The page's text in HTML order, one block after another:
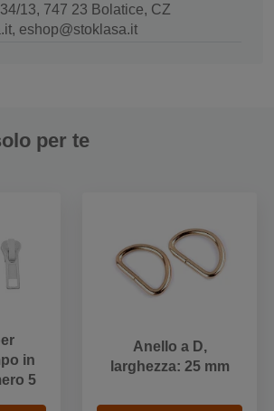
13, 747 23 Bolatice, CZ
eshop@stoklasa.it
per te
in
5
Anello a D,
larghezza: 25 mm